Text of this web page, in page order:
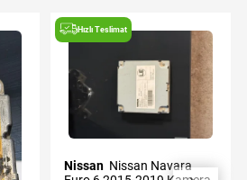
Hızlı Teslimat
Nissan